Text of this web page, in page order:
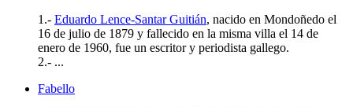
1.- Eduardo Lence-Santar Guitián, nacido en Mondoñedo el
16 de julio de 1879 y fallecido en la misma villa el 14 de
enero de 1960, fue un escritor y periodista gallego.
2.- ...
Fabello